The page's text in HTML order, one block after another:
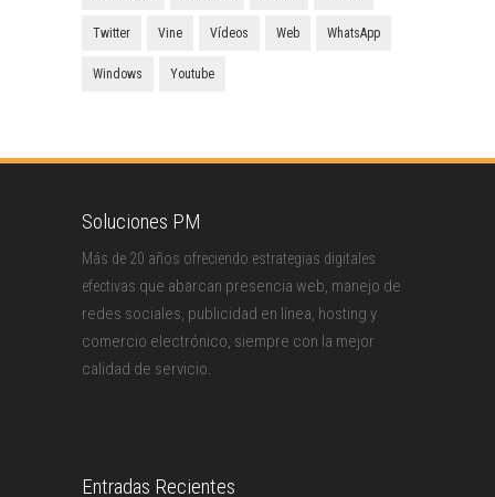
Twitter Vine Vídeos Web WhatsApp
Windows Youtube
Soluciones PM
Más de 20 años ofreciendo estrategias digitales
efectivas que abarcan presencia web, manejo de
redes sociales, publicidad en línea, hosting y
comercio electrónico, siempre con la mejor
calidad de servicio.
Entradas Recientes